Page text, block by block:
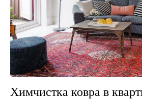
Химчистка ковра на даче